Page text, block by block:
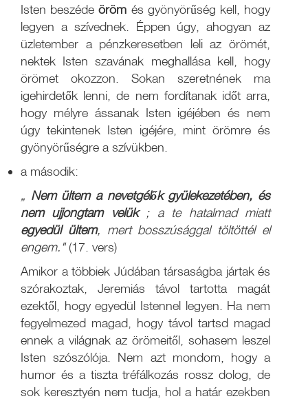
Isten beszédeöröm és gyönyörűség kell, hogy
legyen a szívednek. Éppen úgy, ahogyan az
üzletember a pénzkeresetben leli az örömét,
nektek Isten szavának meghallása kell, hogy
örömet okozzon. Sokan szeretnének ma
igehirdetők lenni, de nem fordítanak időt arra,
hogy mélyre ássanak Isten igéjében és nem
úgy tekintenek Isten igéjére, mint örömre és
gyönyörűségre a szívükben.
a második:
„ Nem ültem a nevetgélők gyülekezetében, és
nem ujjongtam velük
; a te hatalmad miatt
egyedül ültem, mert bosszúsággal töltöttél el
engem."(17. vers)
Amikor a többiek Júdában társaságba jártak és
szórakoztak, Jeremiás távol tartotta magát
ezektől, hogy egyedül Istennel legyen. Ha nem
fegyelmezed magad, hogy távol tartsd magad
ennek a világnak az örömeitől, sohasem leszel
Isten szószólója. Nem azt mondom, hogy a
humor és a tiszta tréfálkozás rossz dolog, de
sok keresztyén nem tudja, hol a határ ezekben